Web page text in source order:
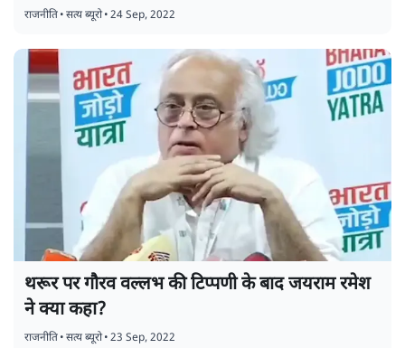
राजनीति•सत्य ब्यूरो•24 Sep, 2022
थरूर पर गौरव वल्लभ की टिप्पणी के बाद जयराम रमेश
ने क्या कहा?
राजनीति•सत्य ब्यूरो•23 Sep, 2022